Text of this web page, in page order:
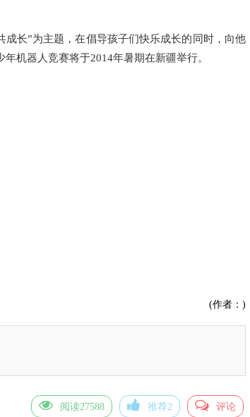
长”为主题，在倡导孩子们快乐成长的同时，向他
机器人竞赛将于2014年暑期在新疆举行。
(作者：)
阅读27588 推荐2 评论